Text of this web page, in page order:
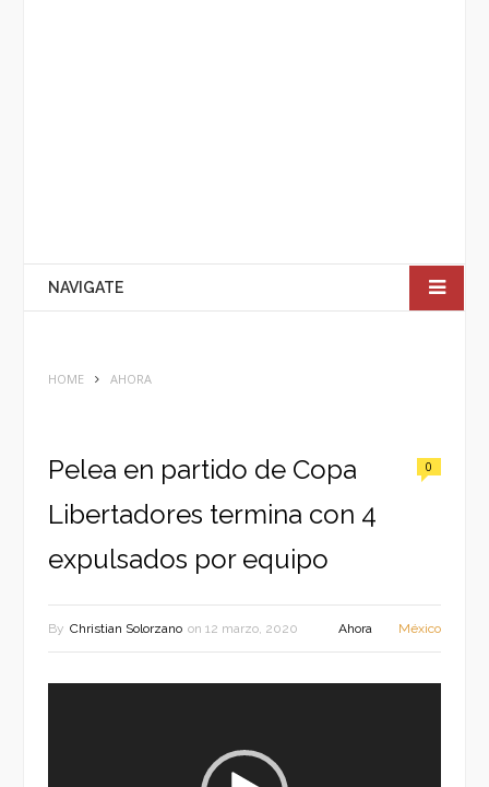
NAVIGATE
HOME AHORA
Pelea en partido de Copa
Libertadores termina con 4
expulsados por equipo
0
By Christian Solorzano on 12 marzo, 2020 Ahora México